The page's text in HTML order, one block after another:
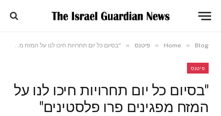
Home » Blog
» פיטנס » "בסיום כל יום תחרויות חיכו לנו על המזח מפגינים פרו פלסטינים"
פיטנס
"בסיום כל יום תחרויות חיכו לנו על
המזח מפגינים פרו פלסטינים"